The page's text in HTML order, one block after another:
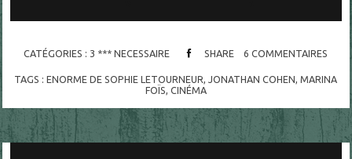
CATÉGORIES : 3 *** NECESSAIRE SHARE 6 COMMENTAIRES
TAGS :ENORME DE SOPHIE LETOURNEUR JONATHAN COHEN ,MARINA
FOÏS CINÉMA